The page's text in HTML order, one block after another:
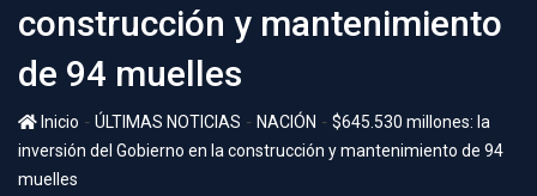
construcción y mantenimiento
de 94 muelles
Inicio - ÚLTIMAS NOTICIAS - NACIÓN - $645.530 millones: la
inversión del Gobierno en la construcción y mantenimiento de 94
muelles